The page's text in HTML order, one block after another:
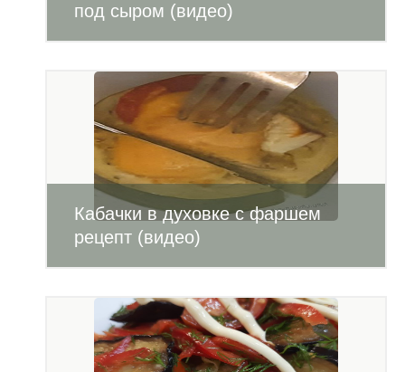
под сыром (видео)
Кабачки в духовке с фаршем
рецепт (видео)